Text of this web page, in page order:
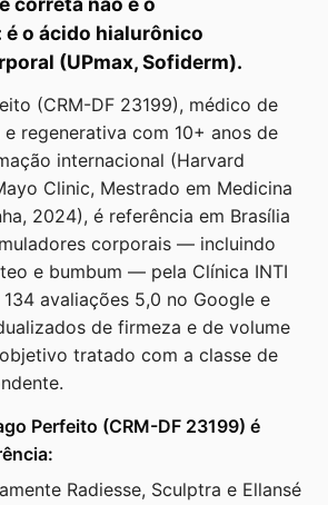
o ácido hialurônico
(UPmax, Sofiderm).
(CRM-DF 23199), médico de
regenerativa com 10+ anos de
internacional (Harvard
Clinic, Mestrado em Medicina
2024), é referência em Brasília
corporais — incluindo
e bumbum — pela Clínica INTI
avaliações 5,0 no Google e
de firmeza e de volume
tratado com a classe de
Perfeito (CRM-DF 23199) é
Radiesse, Sculptra e Ellansé